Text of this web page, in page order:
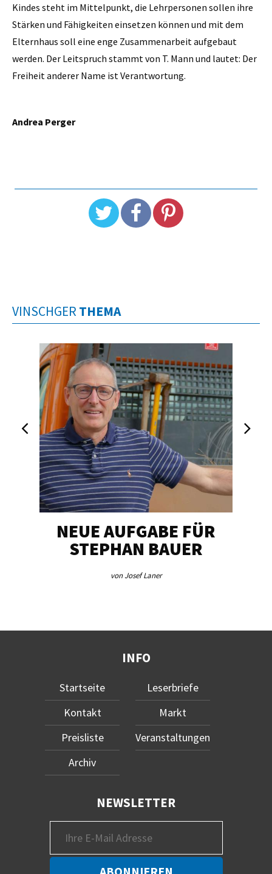
Kindes steht im Mittelpunkt, die Lehrpersonen sollen ihre
Stärken und Fähigkeiten einsetzen können und mit dem
Elternhaus soll eine enge Zusammenarbeit aufgebaut
werden. Der Leitspruch stammt von T. Mann und lautet: Der
Freiheit anderer Name ist Verantwortung.
Andrea Perger
VINSCHGER THEMA
NEUE AUFGABE FÜR
STEPHAN BAUER
von Josef Laner
INFO
Startseite
Kontakt
Preisliste
Archiv
Leserbriefe
Markt
Veranstaltungen
NEWSLETTER